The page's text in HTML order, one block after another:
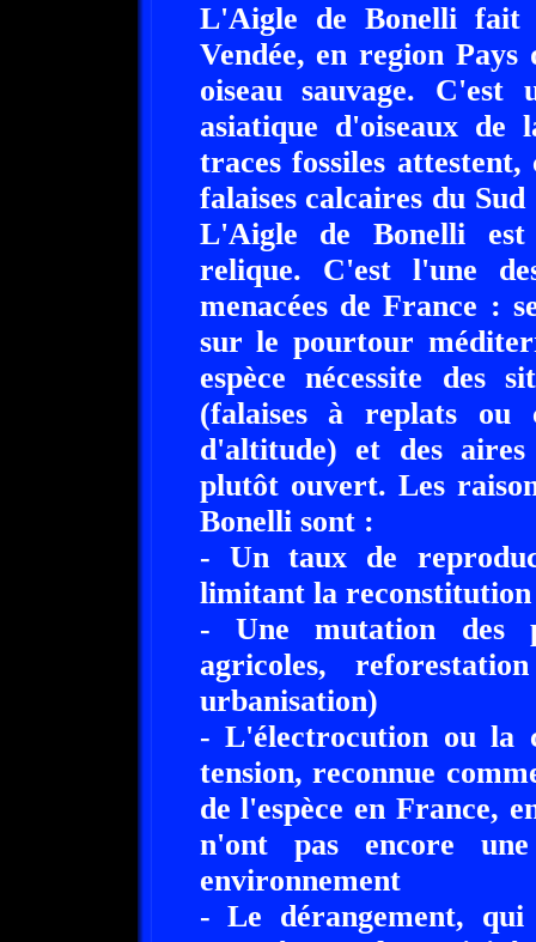
L'Aigle de Bonelli
Vendée, en region
oiseau sauvage. C'est
asiatique d'oiseaux de
traces fossiles attestent,
falaises calcaires du
L'Aigle de Bonelli est
relique. C'est l'une
menacées de France :
sur le pourtour
espèce nécessite des
(falaises à replats ou
d'altitude) et des
plutôt ouvert. Les
Bonelli sont :
- Un taux de
limitant la reconstitution
- Une mutation des
agricoles,
urbanisation)
- L'électrocution ou la
tension, reconnue
de l'espèce en France,
n'ont pas encore
environnement
- Le dérangement, qui